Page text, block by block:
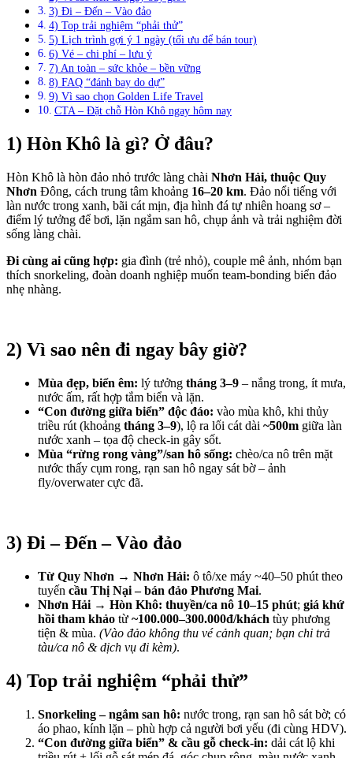
3) Đi – Đến – Vào đảo
4) Top trải nghiệm “phải thử”
5) Lịch trình gợi ý 1 ngày (tối ưu để bán tour)
6) Vé – chi phí – lưu ý
7) An toàn – sức khỏe – bền vững
8) FAQ “đánh bay do dự”
9) Vì sao chọn Golden Life Travel
CTA – Đặt chỗ Hòn Khô ngay hôm nay
1) Hòn Khô là gì? Ở đâu?
Hòn Khô là hòn đảo nhỏ trước làng chài Nhơn Hải, thuộc Quy
Nhơn Đông, cách trung tâm khoảng 16–20 km. Đảo nổi tiếng với
làn nước trong xanh, bãi cát mịn, địa hình đá tự nhiên hoang sơ –
điểm lý tưởng để bơi, lặn ngắm san hô, chụp ảnh và trải nghiệm đời
sống làng chài.
Đi cùng ai cũng hợp: gia đình (trẻ nhỏ), couple mê ảnh, nhóm bạn
thích snorkeling, đoàn doanh nghiệp muốn team-bonding biển đảo
nhẹ nhàng.
2) Vì sao nên đi ngay bây giờ?
Mùa đẹp, biển êm: lý tưởng tháng 3–9 – nắng trong, ít mưa,
nước ấm, rất hợp tắm biển và lặn.
“Con đường giữa biển” độc đáo: vào mùa khô, khi thủy
triều rút (khoảng tháng 3–9), lộ ra lối cát dài ~500m giữa làn
nước xanh – tọa độ check-in gây sốt.
Mùa “rừng rong vàng”/san hô sống: chèo/ca nô trên mặt
nước thấy cụm rong, rạn san hô ngay sát bờ – ảnh
fly/overwater cực đã.
3) Đi – Đến – Vào đảo
Từ Quy Nhơn → Nhơn Hải: ô tô/xe máy ~40–50 phút theo
tuyến cầu Thị Nại – bán đảo Phương Mai.
Nhơn Hải → Hòn Khô: thuyền/ca nô 10–15 phút; giá khứ
hồi tham khảo từ ~100.000–300.000đ/khách tùy phương
tiện & mùa. (Vào đảo không thu vé cảnh quan; bạn chi trả
tàu/ca nô & dịch vụ đi kèm).
4) Top trải nghiệm “phải thử”
Snorkeling – ngắm san hô: nước trong, rạn san hô sát bờ; có
áo phao, kính lặn – phù hợp cả người bơi yếu (đi cùng HDV).
“Con đường giữa biển” & cầu gỗ check-in: dải cát lộ khi